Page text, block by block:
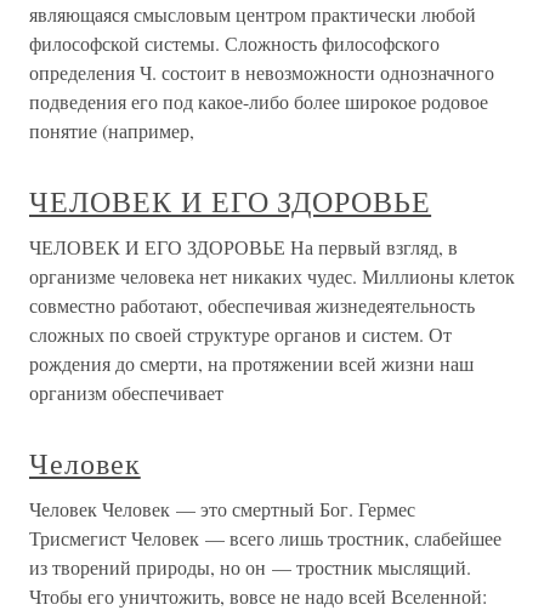
являющаяся смысловым центром практически любой
философской системы. Сложность философского
определения Ч. состоит в невозможности однозначного
подведения его под какое-либо более широкое родовое
понятие (например,
ЧЕЛОВЕК И ЕГО ЗДОРОВЬЕ
ЧЕЛОВЕК И ЕГО ЗДОРОВЬЕ На первый взгляд, в
организме человека нет никаких чудес. Миллионы клеток
совместно работают, обеспечивая жизнедеятельность
сложных по своей структуре органов и систем. От
рождения до смерти, на протяжении всей жизни наш
организм обеспечивает
Человек
Человек Человек — это смертный Бог. Гермес
Трисмегист Человек — всего лишь тростник, слабейшее
из творений природы, но он — тростник мыслящий.
Чтобы его уничтожить, вовсе не надо всей Вселенной: